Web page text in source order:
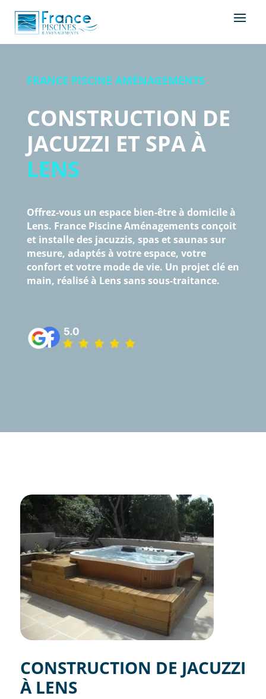
FRANCE PISCINE AMÉNAGEMENTS
CONSTRUCTION DE
JACUZZI ET SPA À
LENS
Offrez-vous un espace bien-être à domicile à
Lens. France Piscine Aménagements conçoit
et installe des jacuzzis, spas et saunas sur
mesure, adaptés à votre espace, votre
confort et votre mode de vie. Un projet clé en
main, réalisé à Lens sans sous-traitance.
CONSTRUCTION DE JACUZZI
À LENS